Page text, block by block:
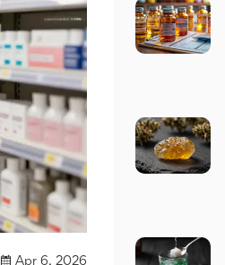
Apr 6, 2026